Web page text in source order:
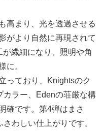
高まり、光を透過させる
がより自然に再現されて
繊細になり、照明や角
に。
っており、Knightsのク
カラー、Edenの荘厳な構
確です。第4弾はまさ
わしい仕上がりです。